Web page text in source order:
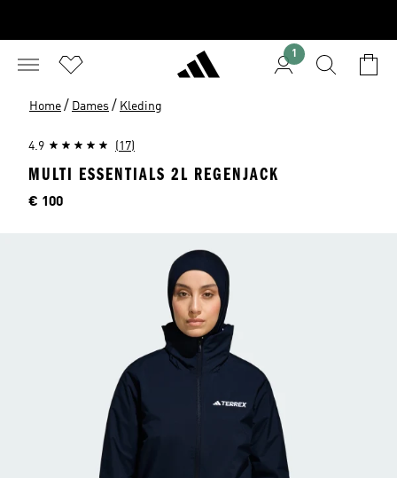
1
Home / Dames / Kleding
4.9 (17)
MULTI ESSENTIALS 2L REGENJACK
Prijs
€ 100